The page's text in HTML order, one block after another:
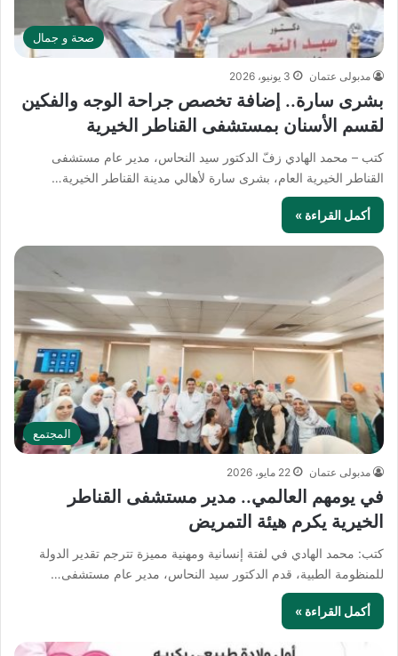
صحة و جمال
مدبولى عتمان 3 يونيو، 2026
بشرى سارة.. إضافة تخصص جراحة الوجه والفكين
لقسم الأسنان بمستشفى القناطر الخيرية
كتب – محمد الهادي زفّ الدكتور سيد النحاس، مدير عام مستشفى
القناطر الخيرية العام، بشرى سارة لأهالي مدينة القناطر الخيرية…
أكمل القراءة »
المجتمع
مدبولى عتمان 22 مايو، 2026
في يومهم العالمي.. مدير مستشفى القناطر
الخيرية يكرم هيئة التمريض
كتب: محمد الهادي في لفتة إنسانية ومهنية مميزة تترجم تقدير الدولة
للمنظومة الطبية، قدم الدكتور سيد النحاس، مدير عام مستشفى…
أكمل القراءة »